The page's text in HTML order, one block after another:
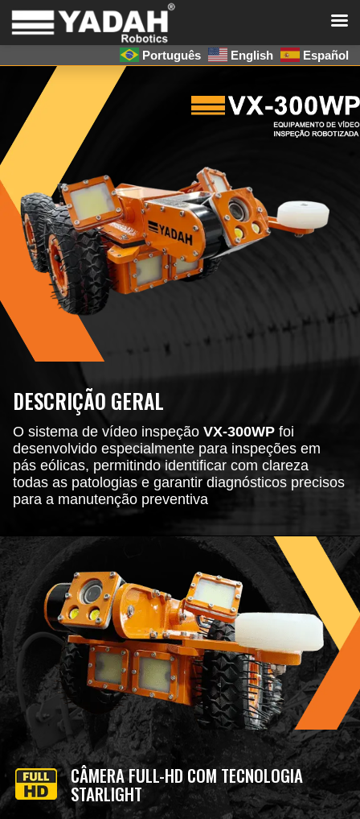
Português English Español
DESCRIÇÃO GERAL
O sistema de vídeo inspeção VX-300WP foi
desenvolvido especialmente para inspeções em
pás eólicas, permitindo identificar com clareza
todas as patologias e garantir diagnósticos precisos
para a manutenção preventiva
CÂMERA FULL-HD COM TECNOLOGIA
STARLIGHT